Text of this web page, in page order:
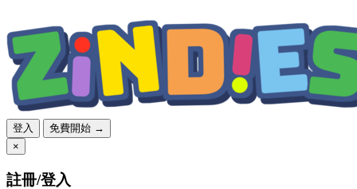
登入
免費開始 →
×
註冊/登入